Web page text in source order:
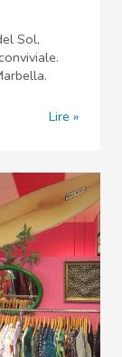
Sol,
Lire